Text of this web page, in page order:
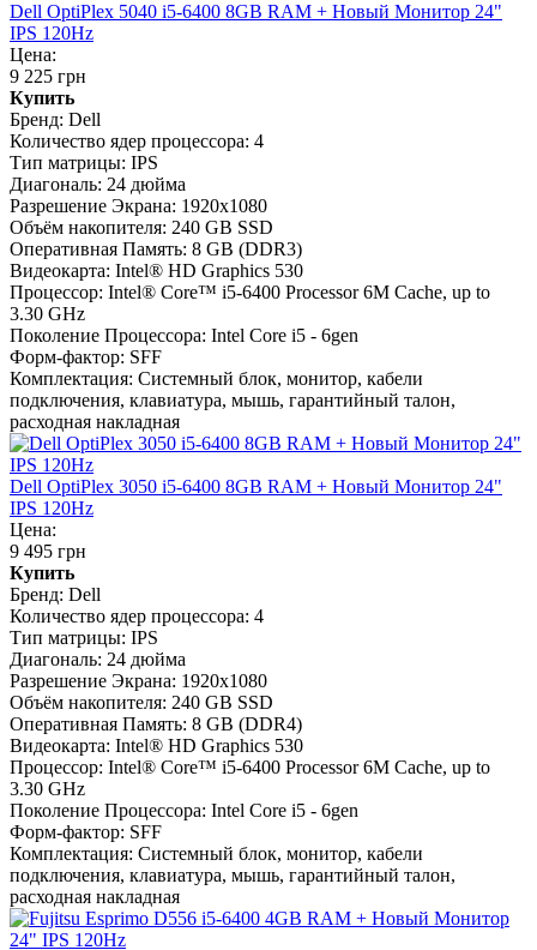
Dell OptiPlex 5040 i5-6400 8GB RAM + Новый Монитор 24"
IPS 120Hz
Цена:
9 225 грн
Купить
Бренд: Dell
Количество ядер процессора: 4
Тип матрицы: IPS
Диагональ: 24 дюйма
Разрешение Экрана: 1920x1080
Объём накопителя: 240 GB SSD
Оперативная Память: 8 GB (DDR3)
Видеокарта: Intel® HD Graphics 530
Процессор: Intel® Core™ i5-6400 Processor 6M Cache, up to
3.30 GHz
Поколение Процессора: Intel Core i5 - 6gen
Форм-фактор: SFF
Комплектация: Системный блок, монитор, кабели
подключения, клавиатура, мышь, гарантийный талон,
расходная накладная
Dell OptiPlex 3050 i5-6400 8GB RAM + Новый Монитор 24"
IPS 120Hz
Цена:
9 495 грн
Купить
Бренд: Dell
Количество ядер процессора: 4
Тип матрицы: IPS
Диагональ: 24 дюйма
Разрешение Экрана: 1920x1080
Объём накопителя: 240 GB SSD
Оперативная Память: 8 GB (DDR4)
Видеокарта: Intel® HD Graphics 530
Процессор: Intel® Core™ i5-6400 Processor 6M Cache, up to
3.30 GHz
Поколение Процессора: Intel Core i5 - 6gen
Форм-фактор: SFF
Комплектация: Системный блок, монитор, кабели
подключения, клавиатура, мышь, гарантийный талон,
расходная накладная